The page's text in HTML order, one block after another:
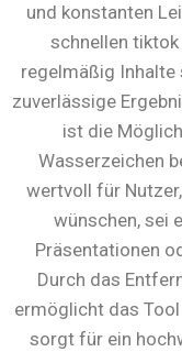
und konstanten
schnellen
regelmäßig
zuverlässige
ist die
Wasserzeichen
wertvoll für
wünschen, sei
Präsentationen
Durch das
ermöglicht das
sorgt für ein